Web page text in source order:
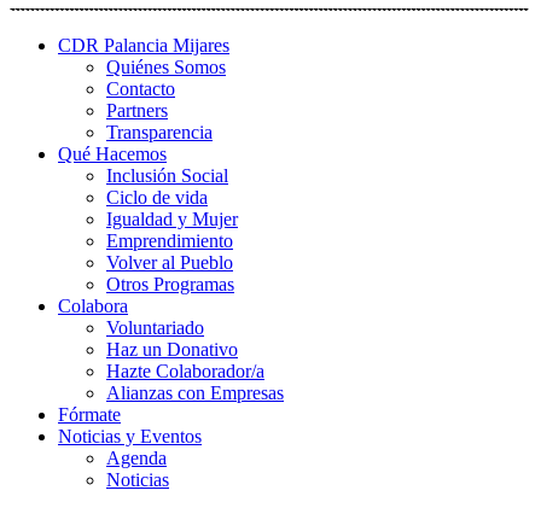
CDR Palancia Mijares
Quiénes Somos
Contacto
Partners
Transparencia
Qué Hacemos
Inclusión Social
Ciclo de vida
Igualdad y Mujer
Emprendimiento
Volver al Pueblo
Otros Programas
Colabora
Voluntariado
Haz un Donativo
Hazte Colaborador/a
Alianzas con Empresas
Fórmate
Noticias y Eventos
Agenda
Noticias